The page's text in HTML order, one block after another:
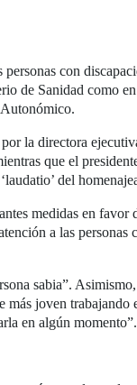
con
de Sanidad como
la directora
que el
del
medidas en favor
a las personas
sabia”. Asimismo,
más joven trabajando
en algún momento”.